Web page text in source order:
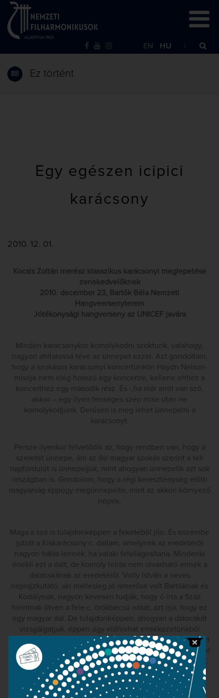
EN HU
Ez történt
Egy egészen icipici
karácsony
2010. 12. 01.
Kocsis Zoltán merész klasszikus karácsonyi meglepetése
zenekedvelőknek
2010. december 23, Bartók Béla Nemzeti
Hangveersenyterem
Jótékonysági hangverseny az UNICEF javára
Minden karácsonykor komolykodni szoktunk, valahogy,
nagyon áhítatossá téve az ünnepet ezzel. Azt gondoltam,
hogy a szokásos karácsonyi koncertünkön Haydn Nelson-
miséje nem elég hosszú egy koncertre, kellene ehhez a
koncerthez egy második rész. És -,ha már arról van szó,
akkor – egy ilyen fenséges szép mise után ne
komolykodjunk. Derűsen is meg lehet ünnepelni a
karácsonyt.
Persze ilyenkor felvetődik az, hogy rendben van, hogy a
szeretet ünnepe, ám az ősi magyar szokás szerint a téli
napfordulót is ünnepeljük, mint ahogyan ünnepelik azt sok
országban is. Gondolom, hogy a régi kereszténység előtti
magyarság éppúgy megünnepelte, mint az akkori környező
népek.
Maga a szó is tulajdonképpen a feketéből jön. És eszembe
jutott a Kiskarácsony c. dallam, amelynek az eredetéről
nagyon hálás lennék, ha valaki felvilágosítana. Mindenki
énekli ezt a dalt, de komoly leírás nem olvasható ennek a
dalocskának az eredetéről. Volly István a neves
néprajzkutató, aki mellesleg jó ismerőse volt Bartóknak és
Kodálynak, nagyon kevesen tudják, hogy ő írta a Száz
forintnak ötven a fele c. örökbecsű nótát, azt írja, hogy ez
egy magyar dal. De tulajdonképpen, ahogyan a dalocskát
vizsgálgatjuk, éppen úgy előhívhat emlékezetünkből
bármilyen román kolindát, vagy akár német dalocskát, mert
rengeteg németes, 3-as lüktetés is. Azt hiszem, hogy ezzel
már tulajdonképpen el is árultam a meglepetésem tárgyát.
Én megpróbáltam ezt a dalocskát körüljárni mindenféle
szempontból. Rengeteg minden eszembe jutott róla, és
valószínűleg ha nem kötött volna annyira az idő, akkor a